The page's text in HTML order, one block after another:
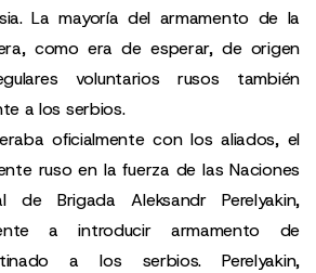
La mayoría del armamento de la
como era de esperar, de origen
voluntarios rusos también
a los serbios.
oficialmente con los aliados, el
ruso en la fuerza de las Naciones
de Brigada Aleksandr Perelyakin,
a introducir armamento de
a los serbios. Perelyakin,